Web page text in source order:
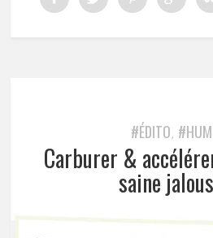
#ÉDITO,
Carburer &
saine